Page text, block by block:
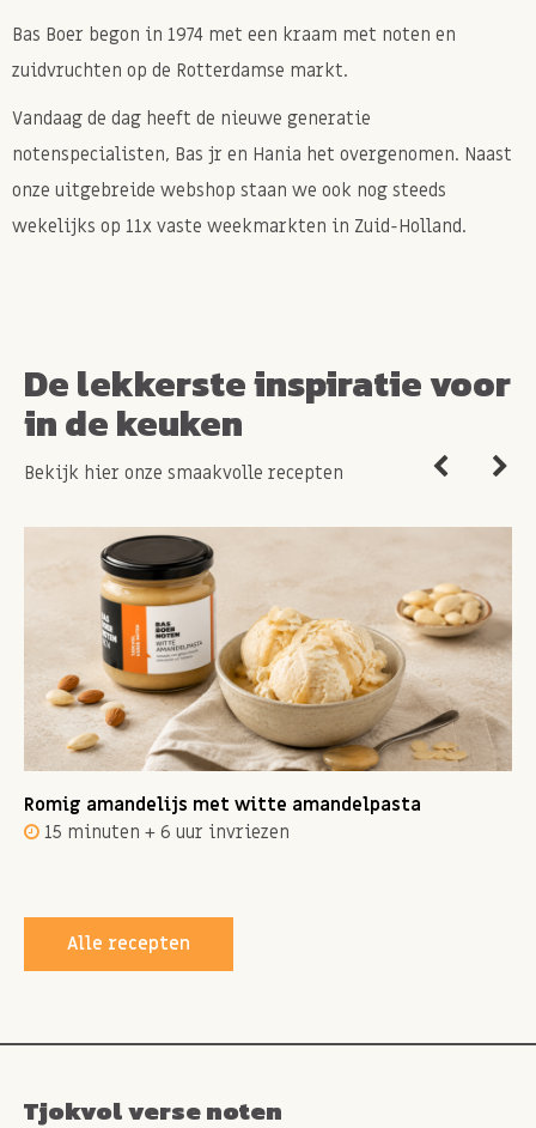
Bas Boer begon in 1974 met een kraam met noten en
zuidvruchten op de Rotterdamse markt.
Vandaag de dag heeft de nieuwe generatie
notenspecialisten, Bas jr en Hania het overgenomen. Naast
onze uitgebreide webshop staan we ook nog steeds
wekelijks op 11x vaste weekmarkten in Zuid-Holland.
De lekkerste inspiratie voor
in de keuken
Bekijk hier onze smaakvolle recepten
Romig amandelijs met witte amandelpasta
15 minuten + 6 uur invriezen
Alle recepten
Tjokvol verse noten